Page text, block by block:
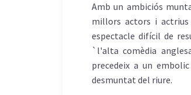
Amb un ambiciós
millors actors i
espectacle difícil de
`l'alta comèdia
precedeix a un
desmuntat del riure.